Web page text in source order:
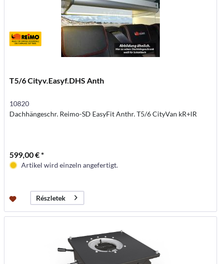
T5/6 Cityv.Easyf.DHS Anth
10820
Dachhängeschr. Reimo-SD EasyFit Anthr. T5/6 CityVan kR+lR
599,00 € *
Artikel wird einzeln angefertigt.
Részletek